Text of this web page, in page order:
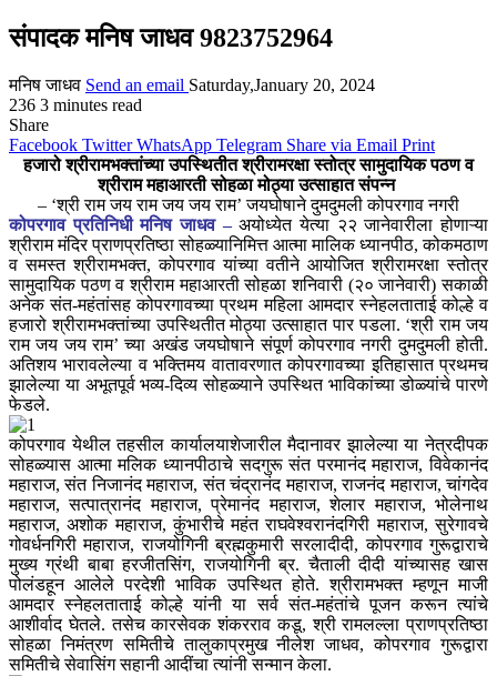
संपादक मनिष जाधव 9823752964
मनिष जाधव Send an email Saturday,January 20, 2024
236 3 minutes read
Share
Facebook Twitter WhatsApp Telegram Share via Email Print
हजारो श्रीरामभक्तांच्या उपस्थितीत श्रीरामरक्षा स्तोत्र सामुदायिक पठण व
श्रीराम महाआरती सोहळा मोठ्या उत्साहात संपन्न
– ‘श्री राम जय राम जय जय राम’ जयघोषाने दुमदुमली कोपरगाव नगरी
कोपरगाव प्रतिनिधी मनिष जाधव – अयोध्येत येत्या २२ जानेवारीला होणाऱ्या
श्रीराम मंदिर प्राणप्रतिष्ठा सोहळ्यानिमित्त आत्मा मालिक ध्यानपीठ, कोकमठाण
व समस्त श्रीरामभक्त, कोपरगाव यांच्या वतीने आयोजित श्रीरामरक्षा स्तोत्र
सामुदायिक पठण व श्रीराम महाआरती सोहळा शनिवारी (२० जानेवारी) सकाळी
अनेक संत-महंतांसह कोपरगावच्या प्रथम महिला आमदार स्नेहलताताई कोल्हे व
हजारो श्रीरामभक्तांच्या उपस्थितीत मोठ्या उत्साहात पार पडला. ‘श्री राम जय
राम जय जय राम’ च्या अखंड जयघोषाने संपूर्ण कोपरगाव नगरी दुमदुमली होती.
अतिशय भारावलेल्या व भक्तिमय वातावरणात कोपरगावच्या इतिहासात प्रथमच
झालेल्या या अभूतपूर्व भव्य-दिव्य सोहळ्याने उपस्थित भाविकांच्या डोळ्यांचे पारणे
फेडले.
कोपरगाव येथील तहसील कार्यालयाशेजारील मैदानावर झालेल्या या नेत्रदीपक
सोहळ्यास आत्मा मलिक ध्यानपीठाचे सदगुरू संत परमानंद महाराज, विवेकानंद
महाराज, संत निजानंद महाराज, संत चंद्रानंद महाराज, राजनंद महाराज, चांगदेव
महाराज, सत्पात्रानंद महाराज, प्रेमानंद महाराज, शेलार महाराज, भोलेनाथ
महाराज, अशोक महाराज, कुंभारीचे महंत राघवेश्वरानंदगिरी महाराज, सुरेगावचे
गोवर्धनगिरी महाराज, राजयोगिनी ब्रह्मकुमारी सरलादीदी, कोपरगाव गुरूद्वाराचे
मुख्य ग्रंथी बाबा हरजीतसिंग, राजयोगिनी ब्र. चैताली दीदी यांच्यासह खास
पोलंडहून आलेले परदेशी भाविक उपस्थित होते. श्रीरामभक्त म्हणून माजी
आमदार स्नेहलताताई कोल्हे यांनी या सर्व संत-महंतांचे पूजन करून त्यांचे
आशीर्वाद घेतले. तसेच कारसेवक शंकरराव कडू, श्री रामलल्ला प्राणप्रतिष्ठा
सोहळा निमंत्रण समितीचे तालुकाप्रमुख नीलेश जाधव, कोपरगाव गुरूद्वारा
समितीचे सेवासिंग सहानी आदींचा त्यांनी सन्मान केला.